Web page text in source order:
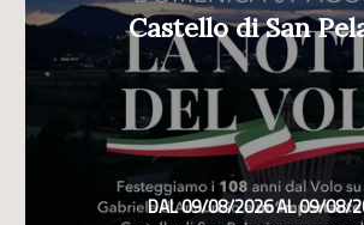
Castello di San
DAL 09/08/2026 AL 09/08/